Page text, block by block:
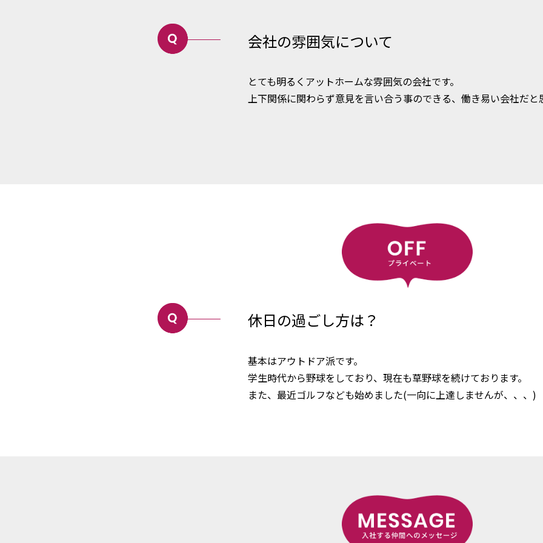
会社の雰囲気について
とても明るくアットホームな雰囲気の会社です。
上下関係に関わらず意見を言い合う事のできる、働き易い会社だと
休日の過ごし方は？
基本はアウトドア派です。
学生時代から野球をしており、現在も草野球を続けております。
また、最近ゴルフなども始めました(一向に上達しませんが、、、)